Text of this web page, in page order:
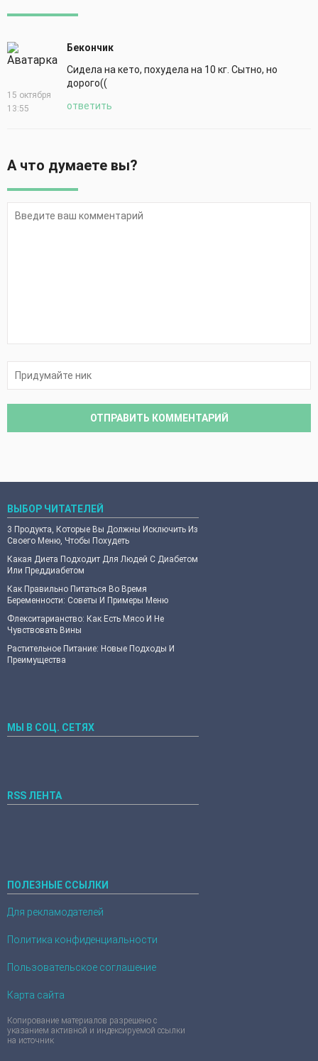
15 октября
13:55
Бекончик
Сидела на кето, похудела на 10 кг. Сытно, но
дорого((
ответить
А что думаете вы?
ВЫБОР ЧИТАТЕЛЕЙ
3 Продукта, Которые Вы Должны Исключить Из
Своего Меню, Чтобы Похудеть
Какая Диета Подходит Для Людей С Диабетом
Или Преддиабетом
Как Правильно Питаться Во Время
Беременности: Советы И Примеры Меню
Флекситарианство: Как Есть Мясо И Не
Чувствовать Вины
Растительное Питание: Новые Подходы И
Преимущества
ПОЛЕЗНЫЕ ССЫЛКИ
Копирование материалов разрешено с
указанием активной и индексируемой ссылки
на источник
Для рекламодателей
Политика конфиденциальности
Пользовательское соглашение
Карта сайта
МЫ В СОЦ. СЕТЯХ
RSS ЛЕНТА